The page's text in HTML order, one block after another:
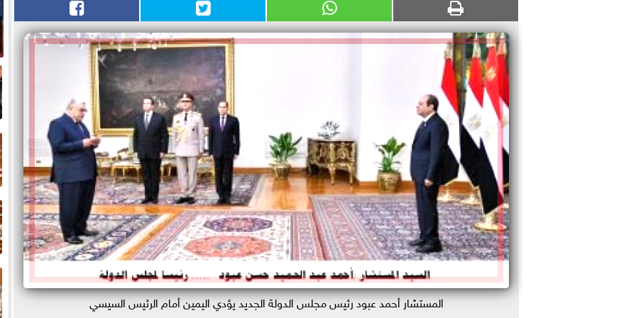
المستشار أحمد عبود رئيس مجلس الدولة الجديد يؤدي اليمين أمام الرئيس السيسي